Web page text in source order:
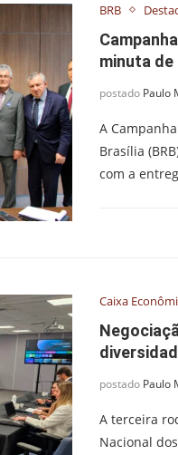
BRB
minuta de
postado Paulo
A
Brasília
com a
Caixa
postado Paulo
A terceira
Nacional